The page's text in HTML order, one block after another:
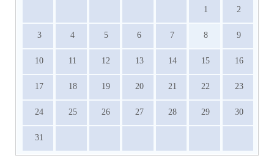
1 2
3 4 5 6 7 8 9
10 11 12 13 14 15 16
17 18 19 20 21 22 23
24 25 26 27 28 29 30
31